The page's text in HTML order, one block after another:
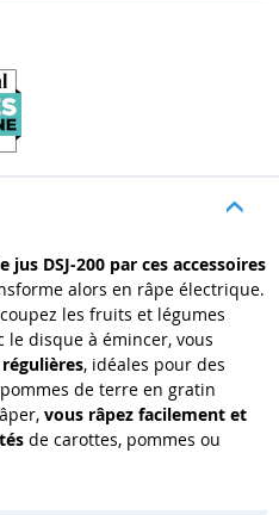
DSJ-200 par ces accessoires
alors en râpe électrique.
les fruits et légumes
le disque à émincer, vous
, idéales pour des
de terre en gratin
vous râpez facilement et
de carottes, pommes ou